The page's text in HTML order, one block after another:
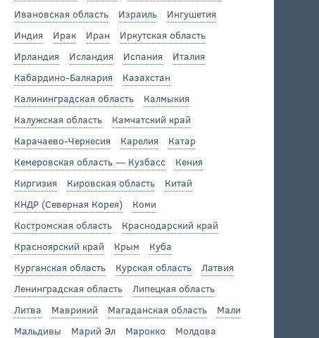
Ивановская область
Израиль
Ингушетия
Индия
Ирак Иран
Иркутская область
Ирландия
Исландия Испания
Италия
Кабардино-Балкария
Казахстан
Калининградская область
Калмыкия
Калужская область
Камчатский край
Карачаево-Черкесия
Карелия
Катар
Кемеровская область — Кузбасс
Кения
Киргизия
Кировская область
Китай
КНДР (Северная Корея)
Коми
Костромская область
Краснодарский край
Красноярский край
Крым
Куба
Курганская область
Курская область
Латвия
Ленинградская область
Липецкая область
Литва
Маврикий Магаданская область
Мали
Мальдивы
Марий Эл Марокко
Молдова